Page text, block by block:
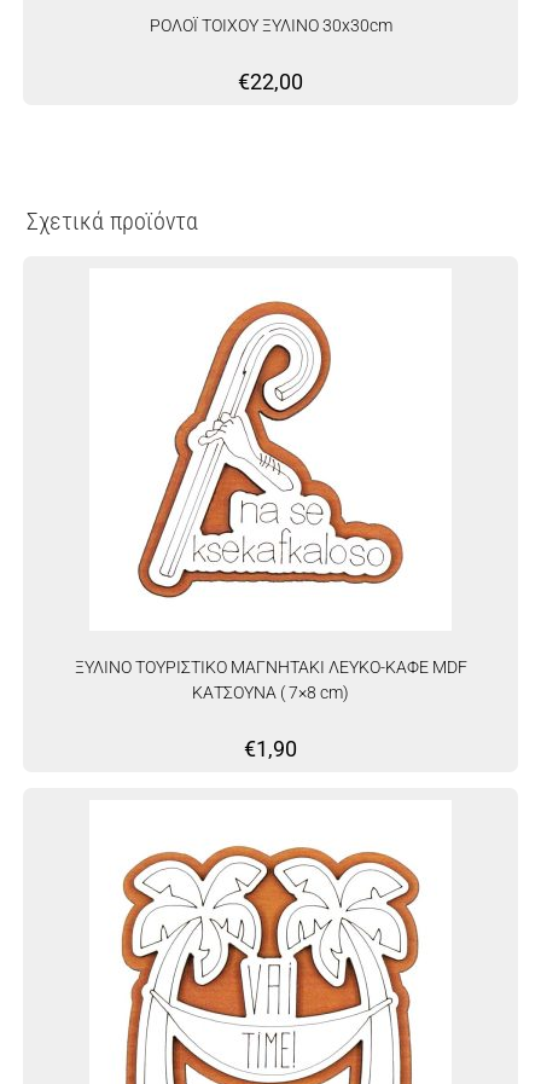
ΡΟΛΟΪ ΤΟΙΧΟΥ ΞΥΛΙΝΟ 30x30cm
€22,00
Σχετικά προϊόντα
ΞΥΛΙΝΟ ΤΟΥΡΙΣΤΙΚΟ ΜΑΓΝΗΤΑΚΙ ΛΕΥΚΟ-ΚΑΦΕ MDF
ΚΑΤΣΟΥΝΑ ( 7×8 cm)
€1,90